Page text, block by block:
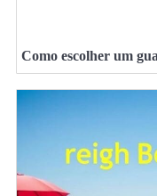
Como escolher um